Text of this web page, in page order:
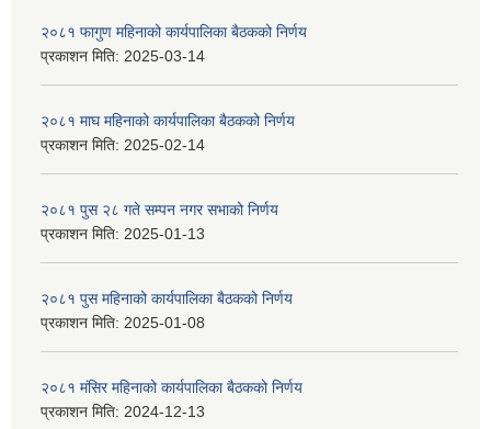
२०८१ फागुण महिनाको कार्यपालिका बैठकको निर्णय
प्रकाशन मिति: 2025-03-14
२०८१ माघ महिनाको कार्यपालिका बैठकको निर्णय
प्रकाशन मिति: 2025-02-14
२०८१ पुस २८ गते सम्प‍न नगर सभाको निर्णय
प्रकाशन मिति: 2025-01-13
२०८१ पुस महिनाको कार्यपालिका बैठकको निर्णय
प्रकाशन मिति: 2025-01-08
२०८१ मंसिर महिनाको कार्यपालिका बैठकको निर्णय
प्रकाशन मिति: 2024-12-13